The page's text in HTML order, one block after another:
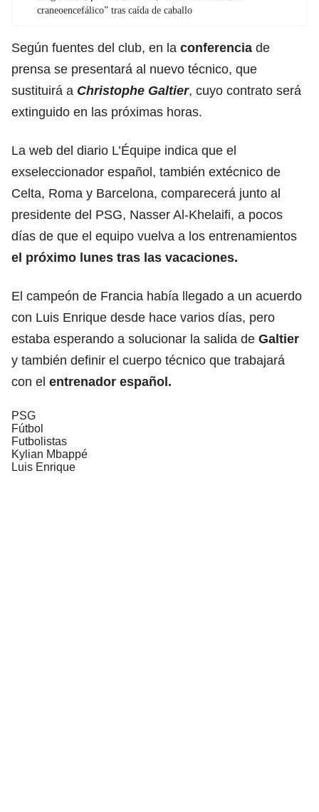
craneoencefálico” tras caída de caballo
Según fuentes del club, en la conferencia de
prensa se presentará al nuevo técnico, que
sustituirá a Christophe Galtier, cuyo contrato será
extinguido en las próximas horas.
La web del diario L’Équipe indica que el
exseleccionador español, también extécnico de
Celta, Roma y Barcelona, comparecerá junto al
presidente del PSG, Nasser Al-Khelaifi, a pocos
días de que el equipo vuelva a los entrenamientos
el próximo lunes tras las vacaciones.
El campeón de Francia había llegado a un acuerdo
con Luis Enrique desde hace varios días, pero
estaba esperando a solucionar la salida de Galtier
y también definir el cuerpo técnico que trabajará
con el entrenador español.
PSG
Fútbol
Futbolistas
Kylian Mbappé
Luis Enrique